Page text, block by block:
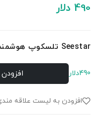
490 دلار
Seestar تلسکوپ هوشمند ZWO
490دلار
افزودن به لیست علاقه